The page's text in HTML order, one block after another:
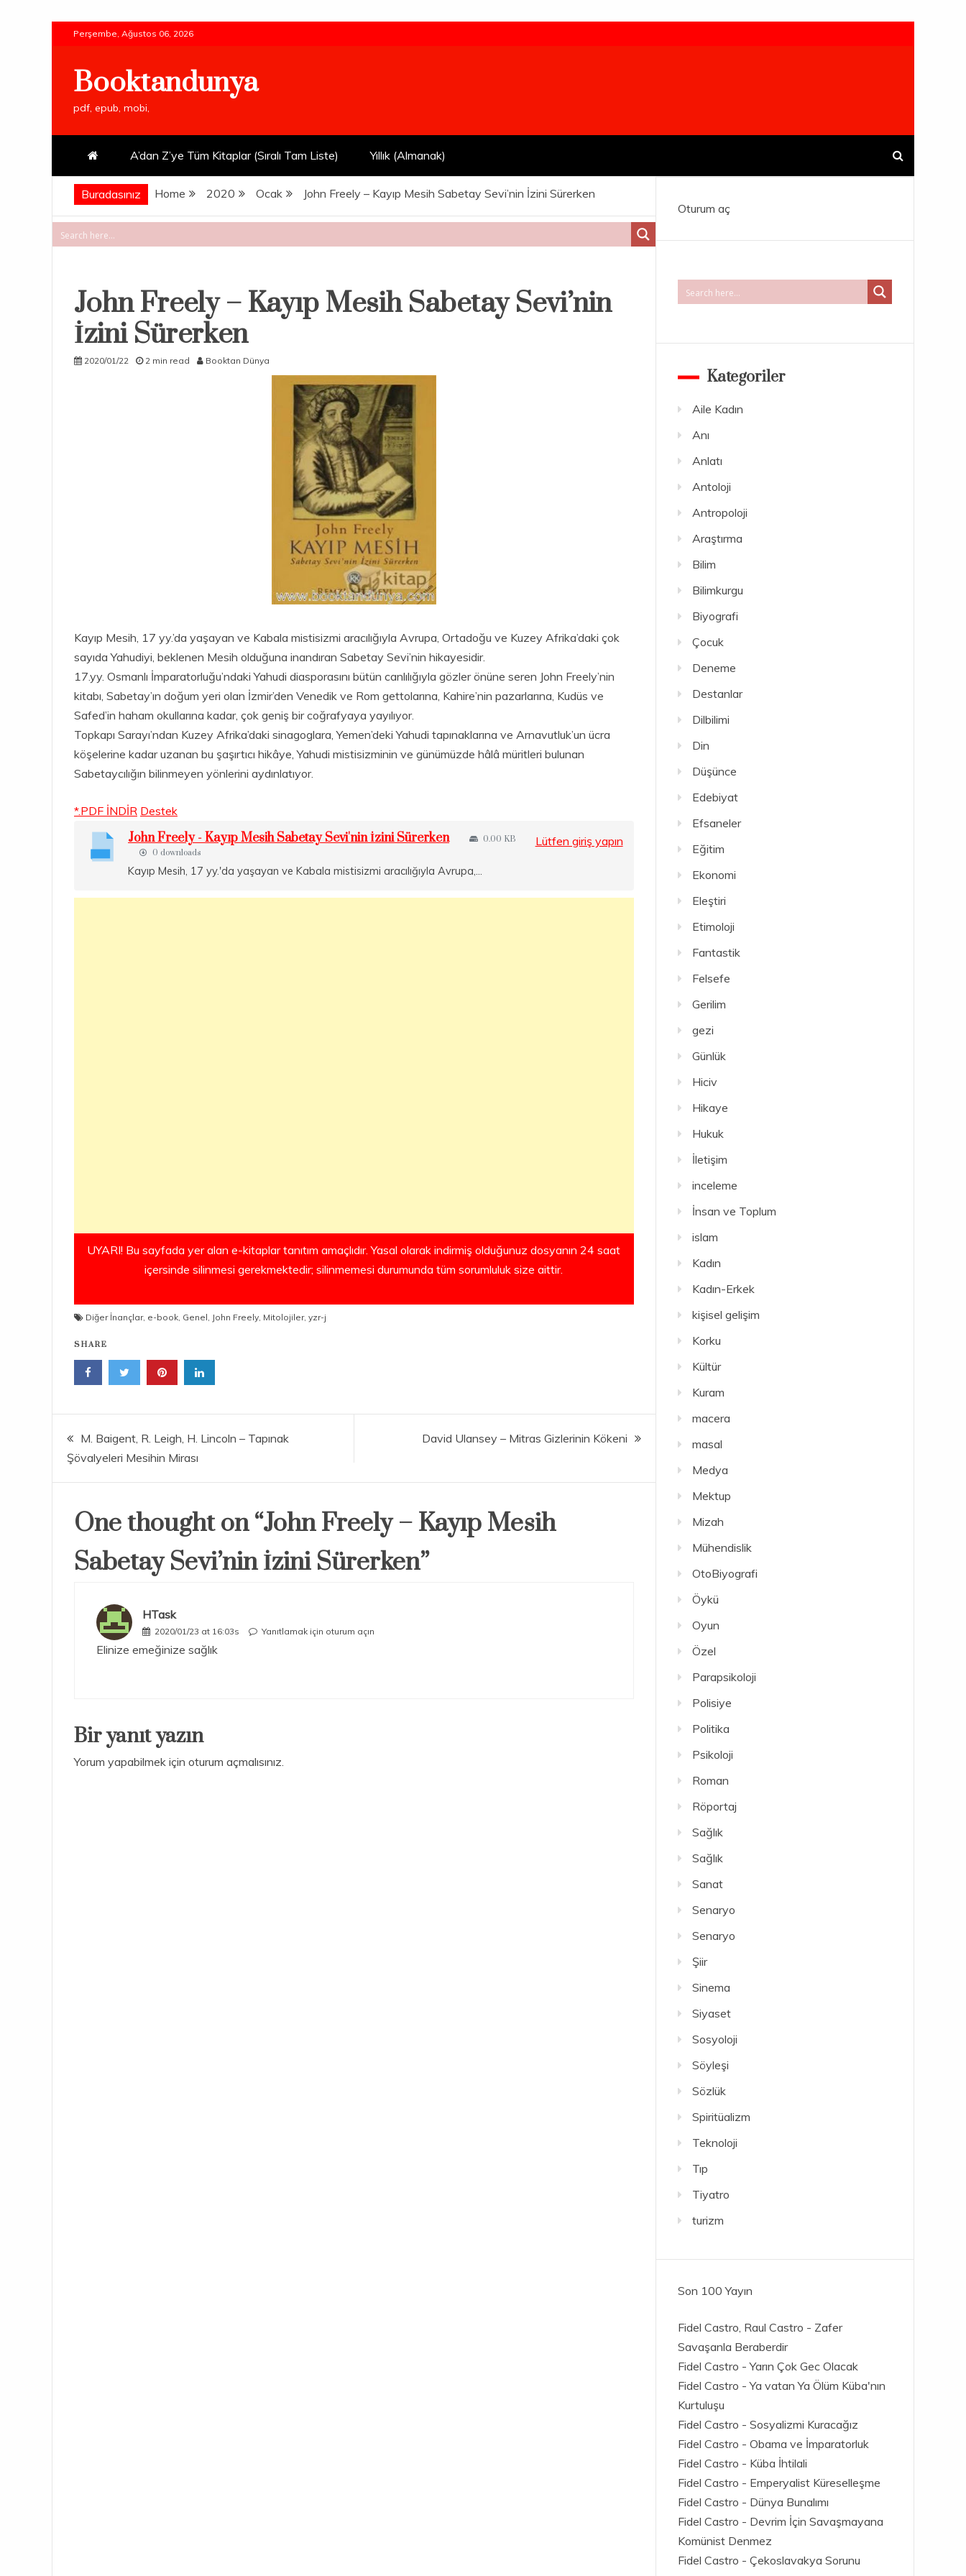
content
Perşembe, Ağustos 06, 2026
Booktandunya
pdf, epub, mobi,
A’dan Z’ye Tüm Kitaplar (Sıralı Tam Liste) Yıllık (Almanak)
Buradasınız Home 2020 Ocak John Freely – Kayıp Mesih Sabetay Sevi’nin İzini Sürerken
John Freely – Kayıp Mesih Sabetay Sevi’nin
İzini Sürerken
2020/01/22 2 min read Booktan Dünya
Kayıp Mesih, 17 yy.’da yaşayan ve Kabala mistisizmi aracılığıyla Avrupa, Ortadoğu ve Kuzey Afrika’daki çok
sayıda Yahudiyi, beklenen Mesih olduğuna inandıran Sabetay Sevi’nin hikayesidir.
17.yy. Osmanlı İmparatorluğu’ndaki Yahudi diasporasını bütün canlılığıyla gözler önüne seren John Freely’nin
kitabı, Sabetay’ın doğum yeri olan İzmir’den Venedik ve Rom gettolarına, Kahire’nin pazarlarına, Kudüs ve
Safed’in haham okullarına kadar, çok geniş bir coğrafyaya yayılıyor.
Topkapı Sarayı’ndan Kuzey Afrika’daki sinagoglara, Yemen’deki Yahudi tapınaklarına ve Arnavutluk’un ücra
köşelerine kadar uzanan bu şaşırtıcı hikâye, Yahudi mistisizminin ve günümüzde hâlâ müritleri bulunan
Sabetaycılığın bilinmeyen yönlerini aydınlatıyor.
*.PDF İNDİR Destek
John Freely - Kayıp Mesih Sabetay Sevi'nin İzini Sürerken
0.00 KB
0 downloads
Kayıp Mesih, 17 yy.'da yaşayan ve Kabala mistisizmi aracılığıyla Avrupa,...
Lütfen giriş yapın
UYARI! Bu sayfada yer alan e-kitaplar tanıtım amaçlıdır. Yasal olarak indirmiş olduğunuz dosyanın 24 saat
içersinde silinmesi gerekmektedir; silinmemesi durumunda tüm sorumluluk size aittir.
Diğer İnançlar, e-book Genel John Freely Mitolojiler, yzr-j
SHARE
Yazı
gezinmesi
M. Baigent, R. Leigh, H. Lincoln – Tapınak
Şövalyeleri Mesihin Mirası
David Ulansey – Mitras Gizlerinin Kökeni
One thought on “John Freely – Kayıp Mesih
Sabetay Sevi’nin İzini Sürerken”
HTask
2020/01/23 at 16:03s Yanıtlamak için oturum açın
Elinize emeğinize sağlık
Bir yanıt yazın
Yorum yapabilmek için oturum açmalısınız
Oturum aç
Kategoriler
Aile Kadın
Anı
Anlatı
Antoloji
Antropoloji
Araştırma
Bilim
Bilimkurgu
Biyografi
Çocuk
Deneme
Destanlar
Dilbilimi
Din
Düşünce
Edebiyat
Efsaneler
Eğitim
Ekonomi
Eleştiri
Etimoloji
Fantastik
Felsefe
Gerilim
gezi
Günlük
Hiciv
Hikaye
Hukuk
İletişim
inceleme
İnsan ve Toplum
islam
Kadın
Kadın-Erkek
kişisel gelişim
Korku
Kültür
Kuram
macera
masal
Medya
Mektup
Mizah
Mühendislik
OtoBiyografi
Öykü
Oyun
Özel
Parapsikoloji
Polisiye
Politika
Psikoloji
Roman
Röportaj
Sağlık
Sağlık
Sanat
Senaryo
Senaryo
Şiir
Sinema
Siyaset
Sosyoloji
Söyleşi
Sözlük
Spiritüalizm
Teknoloji
Tıp
Tiyatro
turizm
Son 100 Yayın
Fidel Castro, Raul Castro - Zafer
Savaşanla Beraberdir
Fidel Castro - Yarın Çok Gec Olacak
Fidel Castro - Ya vatan Ya Ölüm Küba'nın
Kurtuluşu
Fidel Castro - Sosyalizmi Kuracağız
Fidel Castro - Obama ve İmparatorluk
Fidel Castro - Küba İhtilali
Fidel Castro - Emperyalist Küreselleşme
Fidel Castro - Dünya Bunalımı
Fidel Castro - Devrim İçin Savaşmayana
Komünist Denmez
Fidel Castro - Çekoslavakya Sorunu